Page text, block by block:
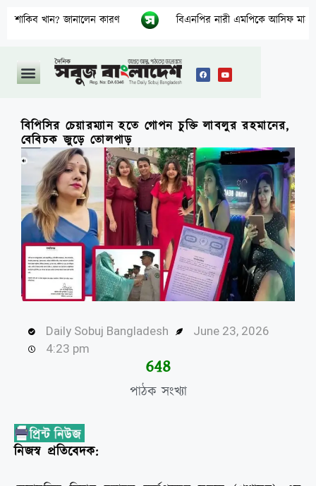
কারণ বিএনপির নারী এমপিকে আসিফ মাহমুদের আইনি নোটিশ
বিপিসির চেয়ারম্যান হতে গোপন চুক্তি লাবলুর রহমানের,
বেবিচক জুড়ে তোলপাড়
Daily Sobuj Bangladesh
June 23, 2026
4:23 pm
পাঠক সংখ্যা
652
নিজস্ব প্রতিবেদক: